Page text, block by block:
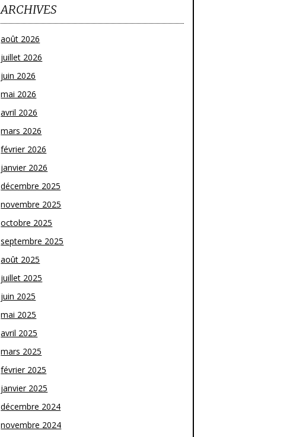
ARCHIVES
août 2026
juillet 2026
juin 2026
mai 2026
avril 2026
mars 2026
février 2026
janvier 2026
décembre 2025
novembre 2025
octobre 2025
septembre 2025
août 2025
juillet 2025
juin 2025
mai 2025
avril 2025
mars 2025
février 2025
janvier 2025
décembre 2024
novembre 2024